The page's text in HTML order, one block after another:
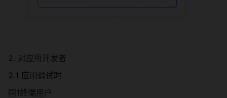
2. 对应用开发者
2.1 应用调试时
同1终端用户